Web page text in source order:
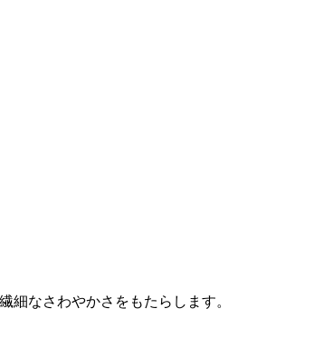
細なさわやかさをもたらします。